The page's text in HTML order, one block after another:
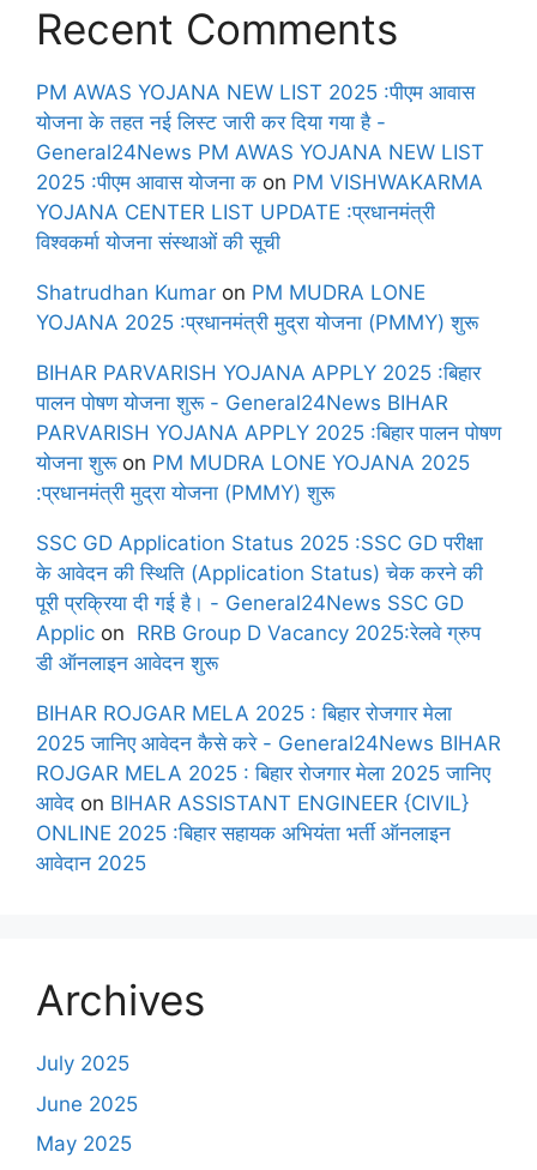
Recent Comments
PM AWAS YOJANA NEW LIST 2025 :पीएम आवास
योजना के तहत नई लिस्ट जारी कर दिया गया है -
General24News PM AWAS YOJANA NEW LIST
2025 :पीएम आवास योजना क on PM VISHWAKARMA
YOJANA CENTER LIST UPDATE :प्रधानमंत्री
विश्वकर्मा योजना संस्थाओं की सूची
Shatrudhan Kumar on PM MUDRA LONE
YOJANA 2025 :प्रधानमंत्री मुद्रा योजना (PMMY) शुरू
BIHAR PARVARISH YOJANA APPLY 2025 :बिहार
पालन पोषण योजना शुरू - General24News BIHAR
PARVARISH YOJANA APPLY 2025 :बिहार पालन पोषण
योजना शुरूon PM MUDRA LONE YOJANA 2025
:प्रधानमंत्री मुद्रा योजना (PMMY) शुरू
SSC GD Application Status 2025 :SSC GD परीक्षा
के आवेदन की स्थिति (Application Status) चेक करने की
पूरी प्रक्रिया दी गई है। - General24News SSC GD
Applic on RRB Group D Vacancy 2025:रेलवे ग्रुप
डी ऑनलाइन आवेदन शुरू
BIHAR ROJGAR MELA 2025 : बिहार रोजगार मेला
2025 जानिए आवेदन कैसे करे - General24News BIHAR
ROJGAR MELA 2025 : बिहार रोजगार मेला 2025 जानिए
आवेद on BIHAR ASSISTANT ENGINEER {CIVIL}
ONLINE 2025 :बिहार सहायक अभियंता भर्ती ऑनलाइन
आवेदान 2025
Archives
July 2025
June 2025
May 2025